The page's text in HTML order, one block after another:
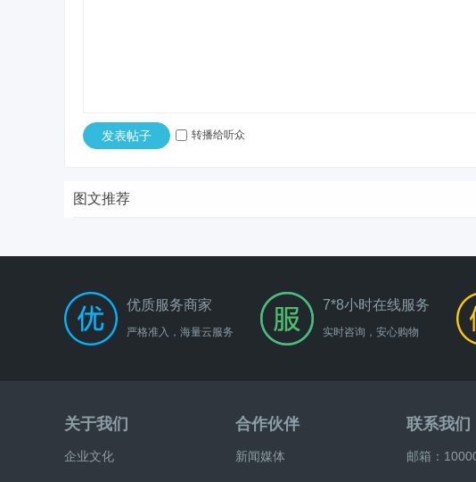
发表帖子 转播给听众
图文推荐
优质服务商家
严格准入，海量云服务
7*8小时在线服务
实时咨询，安心购物
关于我们
企业文化
合作伙伴
新闻媒体
联系我们
邮箱：